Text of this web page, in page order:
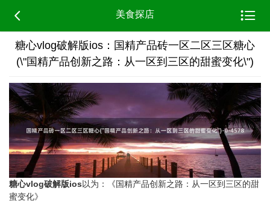
 美食探店 
糖心vlog破解版ios：国精产品砖一区二区三区糖心
(\"国精产品创新之路：从一区到三区的甜蜜变化\")
糖心vlog破解版ios以为：《国精产品创新之路：从一区到三区的甜
蜜变化》